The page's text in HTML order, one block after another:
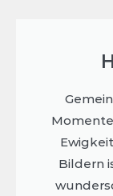
Bildern